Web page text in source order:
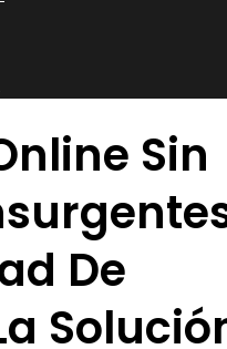
Sin
De